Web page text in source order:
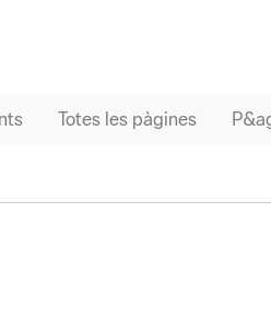
Totes les pàgines